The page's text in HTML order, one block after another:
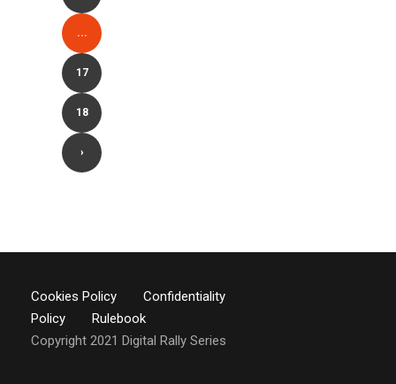
...
17
18
›
Cookies Policy
Confidentiality
Policy
Rulebook
Copyright 2021 Digital Rally Series